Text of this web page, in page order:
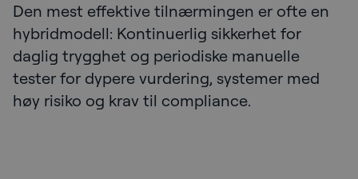
Den mest effektive tilnærmingen er ofte en
hybridmodell: Kontinuerlig sikkerhet for
daglig trygghet og periodiske manuelle
tester for dypere vurdering, systemer med
høy risiko og krav til compliance.